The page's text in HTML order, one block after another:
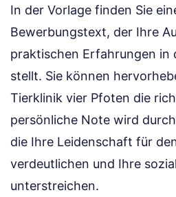
In der Vorlage finden Sie
Bewerbungstext, der Ihre
praktischen Erfahrungen in
stellt. Sie können
Tierklinik vier Pfoten die
persönliche Note wird
die Ihre Leidenschaft für
verdeutlichen und Ihre
unterstreichen.